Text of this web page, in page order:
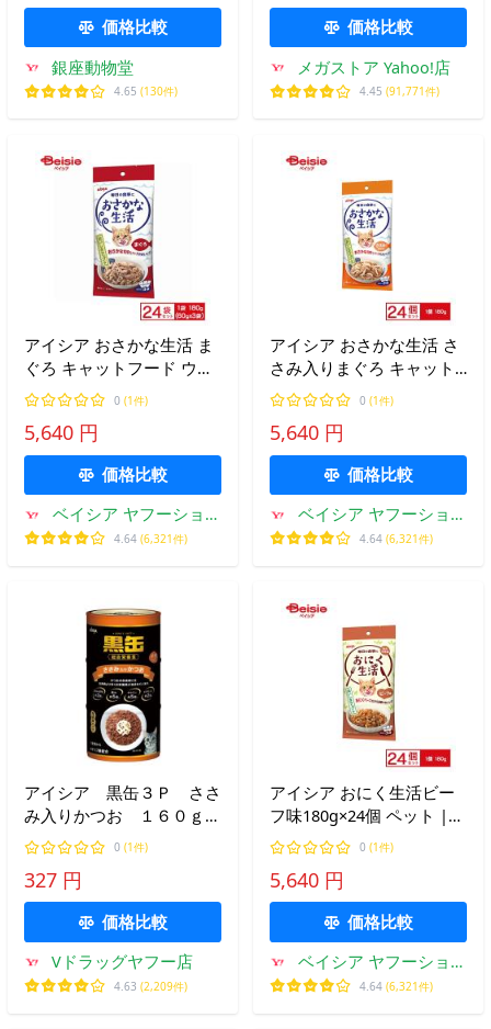
価格比較
銀座動物堂
4.65 (130件)
価格比較
メガストア Yahoo!店
4.45 (91,771件)
アイシア おさかな生活 ま
ぐろ キャットフード ウェ
ット アイシア 猫 パウチ
【180g×24個】 | キャット
フード ウェット パウチ 猫
まぐろ 180g 24個 まとめ
0 (1件)
5,640 円
価格比較
ベイシア ヤフーショッ
プ
4.64 (6,321件)
アイシア おさかな生活 さ
さみ入りまぐろ キャット
フード ウェット アイシア
猫 パウチ 【180g× 24個 】
| キャットフード ウェッ
ト パウチ 猫 まぐろ ささ
0 (1件)
5,640 円
価格比較
ベイシア ヤフーショッ
プ
4.64 (6,321件)
アイシア 黒缶３Ｐ ささ
み入りかつお １６０ｇ×
３Ｐ/猫缶 ウェット
0 (1件)
327 円
価格比較
Vドラッグヤフー店
4.63 (2,209件)
アイシア おにく生活ビー
フ味180g×24個 ペット |
アイシア キャットフード
猫 ペットフード 猫のご飯
おすすめ 猫用 まとめ買い
大容量
0 (1件)
5,640 円
価格比較
ベイシア ヤフーショッ
プ
4.64 (6,321件)